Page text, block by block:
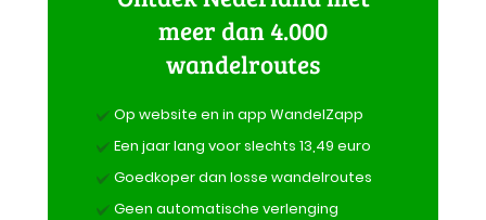
meer dan 4.000
wandelroutes
Op website en in app WandelZapp
Een jaar lang voor slechts 13,49 euro
Goedkoper dan losse wandelroutes
Geen automatische verlenging